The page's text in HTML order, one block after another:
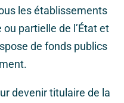
les établissements
partielle de l’État et
de fonds publics
devenir titulaire de la